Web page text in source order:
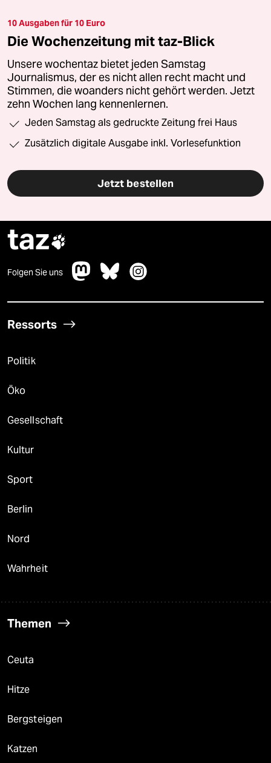
10 Ausgaben für 10 Euro
Die Wochenzeitung mit taz-Blick
Unsere wochentaz bietet jeden Samstag
Journalismus, der es nicht allen recht macht und
Stimmen, die woanders nicht gehört werden. Jetzt
zehn Wochen lang kennenlernen.
Jeden Samstag als gedruckte Zeitung frei Haus
Zusätzlich digitale Ausgabe inkl. Vorlesefunktion
Jetzt bestellen
taz
Folgen Sie uns
Ressorts
Politik
Öko
Gesellschaft
Kultur
Sport
Berlin
Nord
Wahrheit
Themen
Ceuta
Hitze
Bergsteigen
Katzen